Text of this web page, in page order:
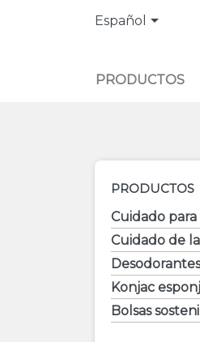
Español 
PRODUCTOS
PRODUCTOS
Cuidado
Cuidado de la
Desodorantes
Konjac
Bolsas